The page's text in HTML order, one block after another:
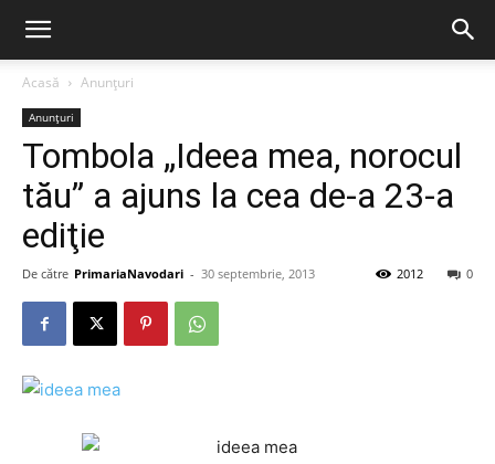
Acasă Anunțuri
Anunțuri
Tombola „Ideea mea, norocul
tău” a ajuns la cea de-a 23-a
ediţie
De către PrimariaNavodari - 30 septembrie, 2013 0
2012